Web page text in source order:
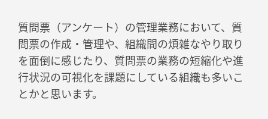
質問票（アンケート）の管理業務において、質
問票の作成・管理や、組織間の煩雑なやり取り
を面倒に感じたり、質問票の業務の短縮化や進
行状況の可視化を課題にしている組織も多いこ
とかと思います。